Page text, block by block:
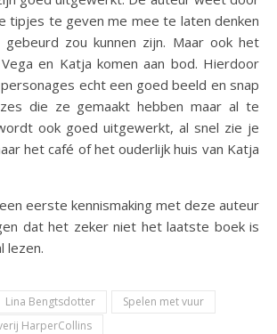
tipjes te geven me mee te laten denken
zou kunnen zijn. Maar ook het
en Katja komen aan bod. Hierdoor
echt een goed beeld en snap
die ze gemaakt hebben maar al te
ook goed uitgewerkt, al snel zie je
het café of het ouderlijk huis van Katja
eerste kennismaking met deze auteur
dat het zeker niet het laatste boek is
lezen.
Lina Bengtsdotter
Spelen met vuur
HarperCollins